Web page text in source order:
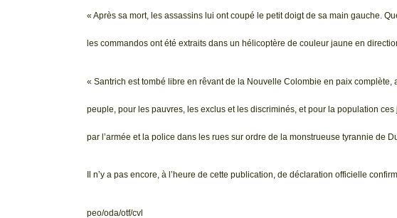
« Après sa mort, les assassins lui ont coupé le petit doigt de sa main gauche.
les commandos ont été extraits dans un hélicoptère de couleur jaune en
« Santrich est tombé libre en rêvant de la Nouvelle Colombie en paix
peuple, pour les pauvres, les exclus et les discriminés, et pour la population
par l’armée et la police dans les rues sur ordre de la monstrueuse tyrannie de
Il n’y a pas encore, à l’heure de cette publication, de déclaration officielle
peo/oda/otf/cvl